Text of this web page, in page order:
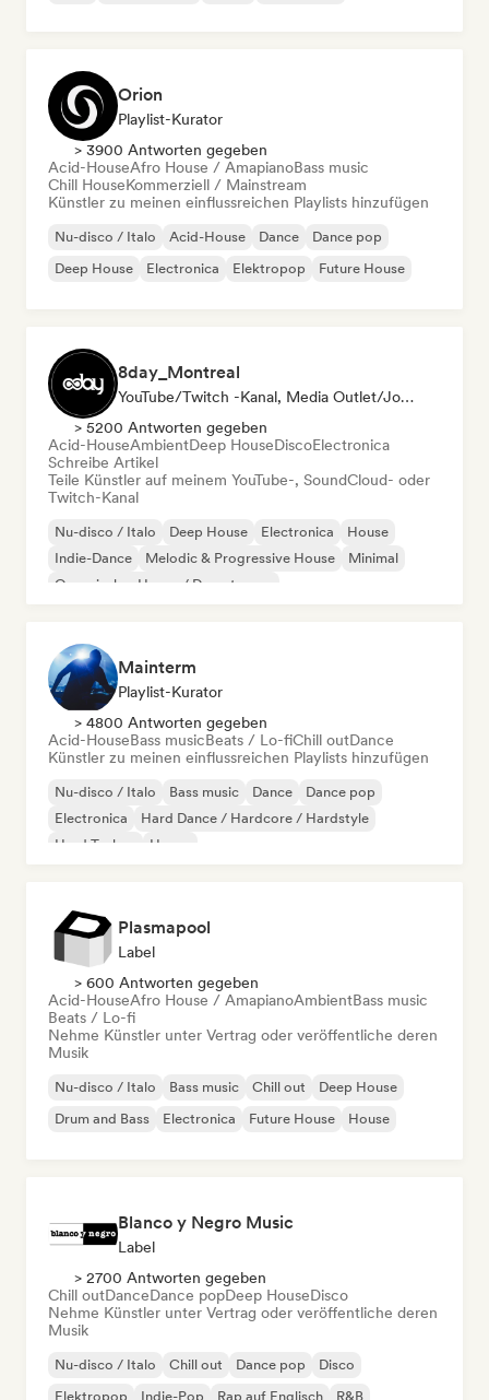
Orion
Playlist-Kurator
> 3900 Antworten gegeben
Acid-HouseAfro House / AmapianoBass music
Chill HouseKommerziell / Mainstream
Künstler zu meinen einflussreichen Playlists hinzufügen
Nu-disco / Italo Acid-House Dance
Dance pop
Deep House
Electronica Elektropop Future House
8day_Montreal
YouTube/Twitch -Kanal, Media Outlet/Journalist
> 5200 Antworten gegeben
Acid-HouseAmbientDeep HouseDiscoElectronica
Schreibe Artikel
Teile Künstler auf meinem YouTube-, SoundCloud- oder
Twitch-Kanal
Nu-disco / Italo Deep House Electronica
House
Indie-Dance
Melodic & Progressive House
Minimal
Organischer House / Downtempo
Mainterm
Playlist-Kurator
> 4800 Antworten gegeben
Acid-HouseBass musicBeats / Lo-fiChill outDance
Künstler zu meinen einflussreichen Playlists hinzufügen
Nu-disco / Italo Bass music Dance
Dance pop
Electronica
Hard Dance / Hardcore / Hardstyle
Hard Techno
House
Plasmapool
Label
> 600 Antworten gegeben
Acid-HouseAfro House / AmapianoAmbientBass music
Beats / Lo-fi
Nehme Künstler unter Vertrag oder veröffentliche deren
Musik
Nu-disco / Italo Bass music Chill out
Deep House
Drum and Bass
Electronica Future House House
Blanco y Negro Music
Label
> 2700 Antworten gegeben
Chill outDanceDance popDeep HouseDisco
Nehme Künstler unter Vertrag oder veröffentliche deren
Musik
Nu-disco / Italo Chill out Dance pop
Disco
Elektropop
Indie-Pop Rap auf Englisch R&B